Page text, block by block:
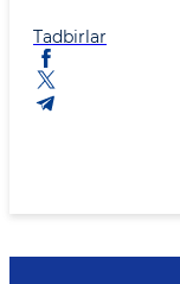
Tadbirlar